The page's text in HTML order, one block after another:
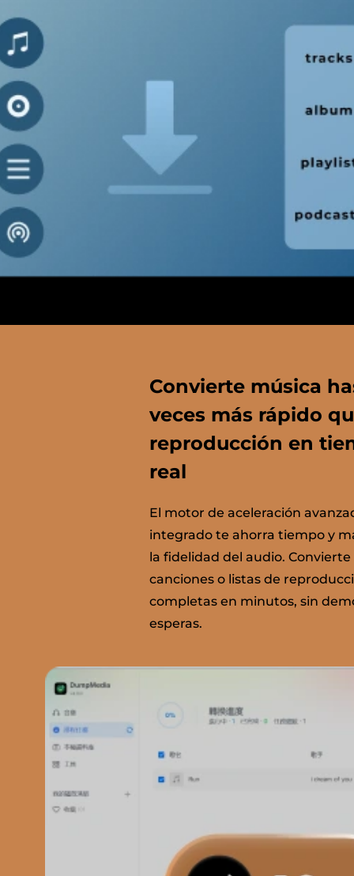
Convierte música
veces más rápido
reproducción en
real
El motor de aceleración
integrado te ahorra tiempo y
la fidelidad del audio. Convierte
canciones o listas de
completas en minutos, sin
esperas.